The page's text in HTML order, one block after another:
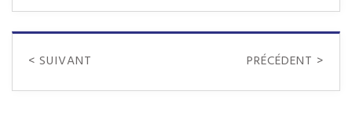
< SUIVANT PRÉCÉDENT >